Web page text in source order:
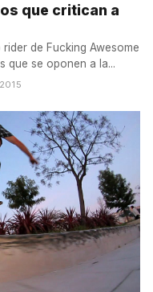
que critican a
de Fucking Awesome
que se oponen a la...